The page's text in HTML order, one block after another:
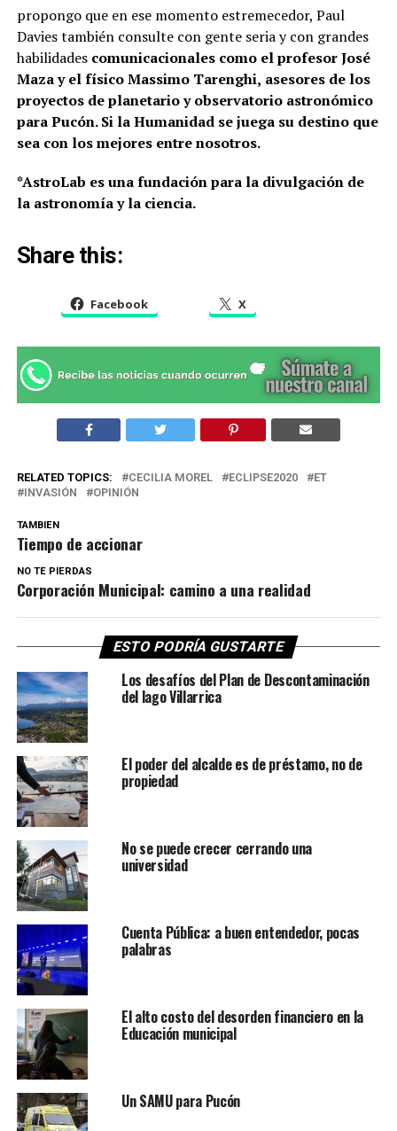
propongo que en ese momento estremecedor, Paul
Davies también consulte con gente seria y con grandes
habilidades comunicacionales como el profesor José
Maza y el físico Massimo Tarenghi, asesores de los
proyectos de planetario y observatorio astronómico
para Pucón. Si la Humanidad se juega su destino que
sea con los mejores entre nosotros.
*AstroLab es una fundación para la divulgación de
la astronomía y la ciencia.
Share this:
Facebook X
RELATED TOPICS: CECILIA MOREL ECLIPSE2020
ET
INVASIÓN
OPINIÓN
TAMBIEN
Tiempo de accionar
NO TE PIERDAS
Corporación Municipal: camino a una realidad
ESTO PODRÍA GUSTARTE
Los desafíos del Plan de Descontaminación
del lago Villarrica
El poder del alcalde es de préstamo, no de
propiedad
No se puede crecer cerrando una
universidad
Cuenta Pública: a buen entendedor, pocas
palabras
El alto costo del desorden financiero en la
Educación municipal
Un SAMU para Pucón